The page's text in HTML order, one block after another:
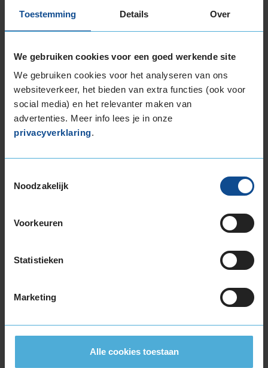
Toestemming Details Over
We gebruiken cookies voor een goed werkende site
We gebruiken cookies voor het analyseren van ons
websiteverkeer, het bieden van extra functies (ook voor
social media) en het relevanter maken van
advertenties. Meer info lees je in onze
privacyverklaring.
Noodzakelijk
Voorkeuren
Statistieken
Marketing
Alle cookies toestaan
225/45R17 91H
225/45R17 91H RUNFLAT
225/45R17 94H EXTRALOAD
225/45R17 94V EXTRALOAD
225/50R17 94H
225/50R17 94H RUNFLAT
225/50R17 98H EXTRALOAD
225/50R17 98H EXTRALOAD
225/55R17 101V EXTRALOAD
225/60R17 99H
245/45R17 99V EXTRALOAD
255/40R17 98V EXTRALOAD